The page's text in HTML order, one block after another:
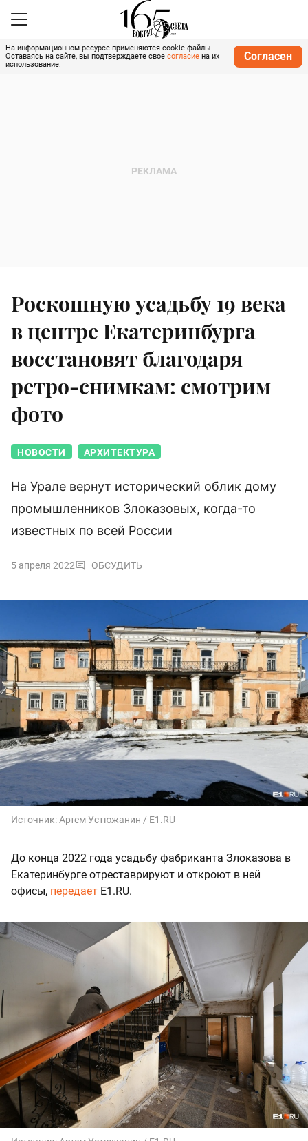
На информационном ресурсе применяются cookie-файлы.
Оставаясь на сайте, вы подтверждаете свое согласие на их
использование.
Согласен
Роскошную усадьбу 19 века
в центре Екатеринбурга
восстановят благодаря
ретро-снимкам: смотрим
фото
НОВОСТИ АРХИТЕКТУРА
На Урале вернут исторический облик дому
промышленников Злоказовых, когда-то
известных по всей России
5 апреля 2022 ОБСУДИТЬ
Источник:Артем Устюжанин / E1.RU
До конца 2022 года усадьбу фабриканта Злоказова в
Екатеринбурге отреставрируют и откроют в ней
офисы, передает E1.RU.